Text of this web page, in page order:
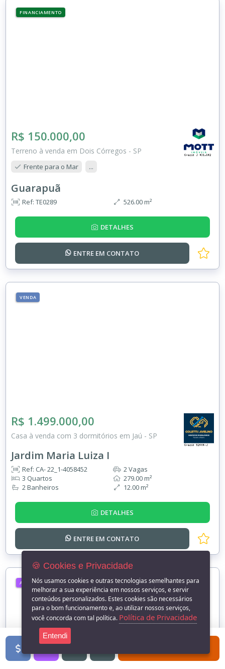
FINANCIAMENTO
R$ 150.000,00
Terreno à venda em Dois Córregos - SP
Frente para o Mar ...
Guarapuã
Ref: TE0289 526.00 m²
DETALHES
ENTRE EM CONTATO
VENDA
R$ 1.499.000,00
Casa à venda com 3 dormitórios em Jaú - SP
Jardim Maria Luiza I
Ref: CA- 22_1-4058452
3 Quartos
2 Banheiros
2 Vagas
279.00 m²
12.00 m²
DETALHES
ENTRE EM CONTATO
ALUGUEL
🍪 Cookies e Privacidade
Nós usamos cookies e outras tecnologias semelhantes para
melhorar a sua experiência em nossos serviços, e servir
conteúdos personalizados. Estes cookies são necessários
para o bom funcionamento e, ao utilizar nossos serviços,
você concorda com tal política. Política de Privacidade
Entendi